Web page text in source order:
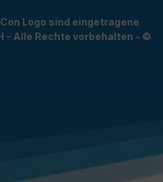
Logo sind eingetragene
- Alle Rechte vorbehalten - ©